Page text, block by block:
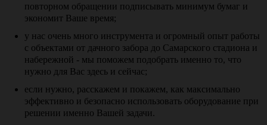
повторном обращении подписывать минимум бумаг и
экономит Ваше время;
у нас очень много инструмента и огромный опыт работы
с объектами от дачного забора до Самарского стадиона и
набережной - мы поможем подобрать именно то, что
нужно для Вас здесь и сейчас;
если нужно, расскажем и покажем, как максимально
эффективно и безопасно использовать оборудование при
решении именно Вашей задачи.